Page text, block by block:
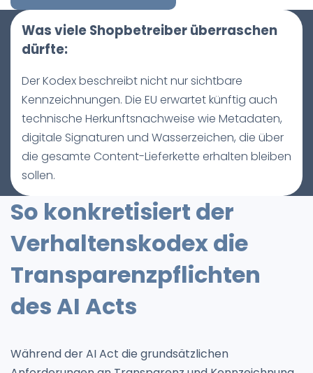
Was viele Shopbetreiber überraschen
dürfte:
Der Kodex beschreibt nicht nur sichtbare
Kennzeichnungen. Die EU erwartet künftig auch
technische Herkunftsnachweise wie Metadaten,
digitale Signaturen und Wasserzeichen, die über
die gesamte Content-Lieferkette erhalten bleiben
sollen.
So konkretisiert der
Verhaltenskodex die
Transparenzpflichten
des AI Acts
Während der AI Act die grundsätzlichen